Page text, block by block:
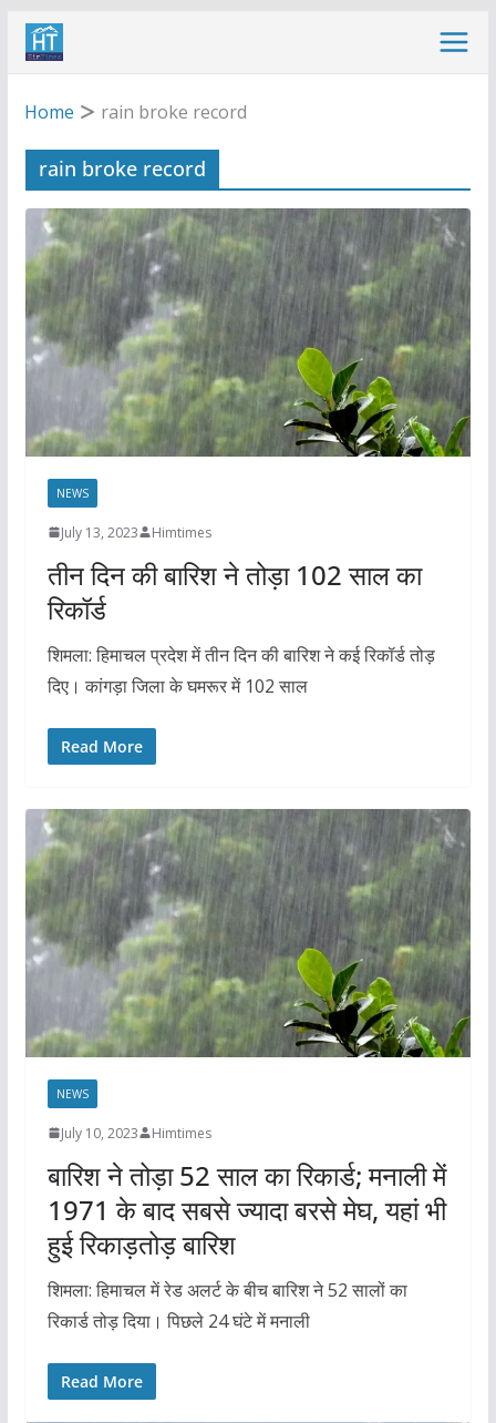
Skip
Home
rain broke record
rain broke record
NEWS
July 13, 2023 Himtimes
तीन दिन की बारिश ने तोड़ा 102 साल का
रिकॉर्ड
शिमला: हिमाचल प्रदेश में तीन दिन की बारिश ने कई रिकॉर्ड तोड़
दिए। कांगड़ा जिला के घमरूर में 102 साल
Read More
NEWS
July 10, 2023 Himtimes
बारिश ने तोड़ा 52 साल का रिकार्ड; मनाली में
1971 के बाद सबसे ज्यादा बरसे मेघ, यहां भी
हुई रिकाड़तोड़ बारिश
शिमला: हिमाचल में रेड अलर्ट के बीच बारिश ने 52 सालों का
रिकार्ड तोड़ दिया। पिछले 24 घंटे में मनाली
Read More